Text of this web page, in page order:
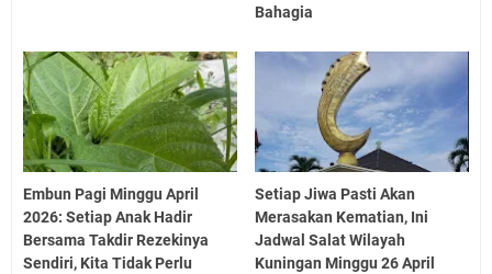
Bahagia
Embun Pagi Minggu April
2026: Setiap Anak Hadir
Bersama Takdir Rezekinya
Sendiri, Kita Tidak Perlu
Setiap Jiwa Pasti Akan
Merasakan Kematian, Ini
Jadwal Salat Wilayah
Kuningan Minggu 26 April